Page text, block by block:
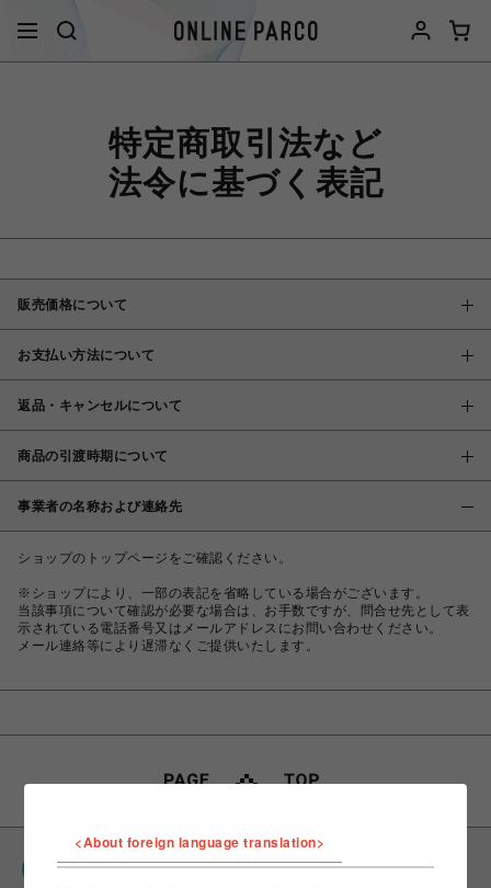
特定商取引法など
法令に基づく表記
販売価格について
お支払い方法について
返品・キャンセルについて
商品の引渡時期について
事業者の名称および連絡先
ショップのトップページをご確認ください。
※ショップにより、一部の表記を省略している場合がございます。
当該事項について確認が必要な場合は、お手数ですが、問合せ先として表
示されている電話番号又はメールアドレスにお問い合わせください。
メール連絡等により遅滞なくご提供いたします。
PARCOポイント
<About foreign language translation>